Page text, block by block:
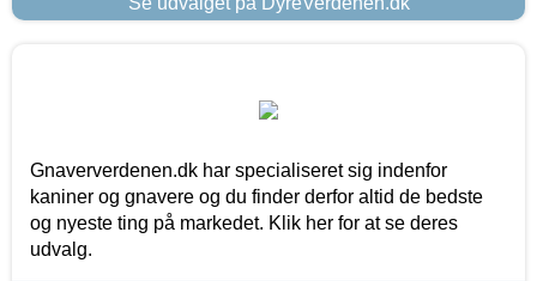
Gnaververdenen.dk har specialiseret sig indenfor
kaniner og gnavere og du finder derfor altid de bedste
og nyeste ting på markedet. Klik her for at se deres
udvalg.